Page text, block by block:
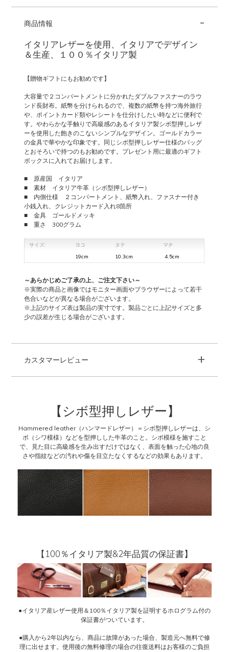
ー
MIRA
商品情報 -
イタリアレザーを使用、イタリアでデザイン
＆生産、１００％イタリア製
【贈物ギフトにもお勧めです】
大容量で２コンパートメントに分かれたダブルファスナーのラウ
ンド長財布。紙幣を分けられるので、複数の紙幣を持つ海外旅行
や、ポイントカード類やレシートを仕分けしたい時などに便利で
す。やわらかな手触りで高級感のあるイタリア製シボ型押しレザ
ーを使用した飽きのこないシンプルなデザイン。ゴールドカラー
の金具で華やかな印象です。同じシボ型押しレザー仕様のバッグ
とおそろいで持つのもお勧めです。プレゼント用に最適のギフト
ボックスに入れてお届けします。
■ 原産国 イタリア
■ 素材 イタリア牛革（シボ型押しレザー）
■ 内側仕様 ２コンパートメント、紙幣入れ、ファスナー付き
小銭入れ、クレジットカード入れ8箇所
■ 金具 ゴールドメッキ
■ 重さ 300グラム
サイズ: ヨコ タテ
マチ
19cm
10.3cm 4.5cm
～あらかじめご了承の上、ご注文下さい～
※実際の商品と画像ではモニター画面やブラウザーによって若干
色合いなどが異なる場合がございます。
※上記のサイズ表は製品の実寸です。製品ごとに上記サイズと多
少の誤差が生じる場合がございます。
カスタマーレビュー +
【シボ型押しレザー】
Hammered leather（ハンマードレザー）＝シボ型押しレザーは、シ
ボ（シワ模様）などを型押しした牛革のこと。シボ模様を施すこと
で、見た目に高級感を生み出すだけではなく、表面を触った心地の良
さや指紋などの汚れや傷を目立たなくするなどの効果もあります。
【100％イタリア製&2年品質の保証書】
●イタリア産レザー使用＆100％イタリア製を証明するホログラム付の
保証書がついています。
●購入から2年以内なら、商品に故障があった場合、製造元へ無料で修
理に出せます。使用後の無料修理の場合の往復送料はお客様のご負担